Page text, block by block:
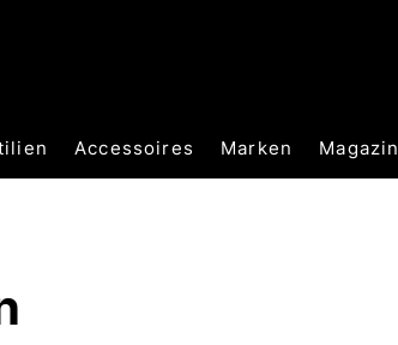
Accessoires Marken Magazin